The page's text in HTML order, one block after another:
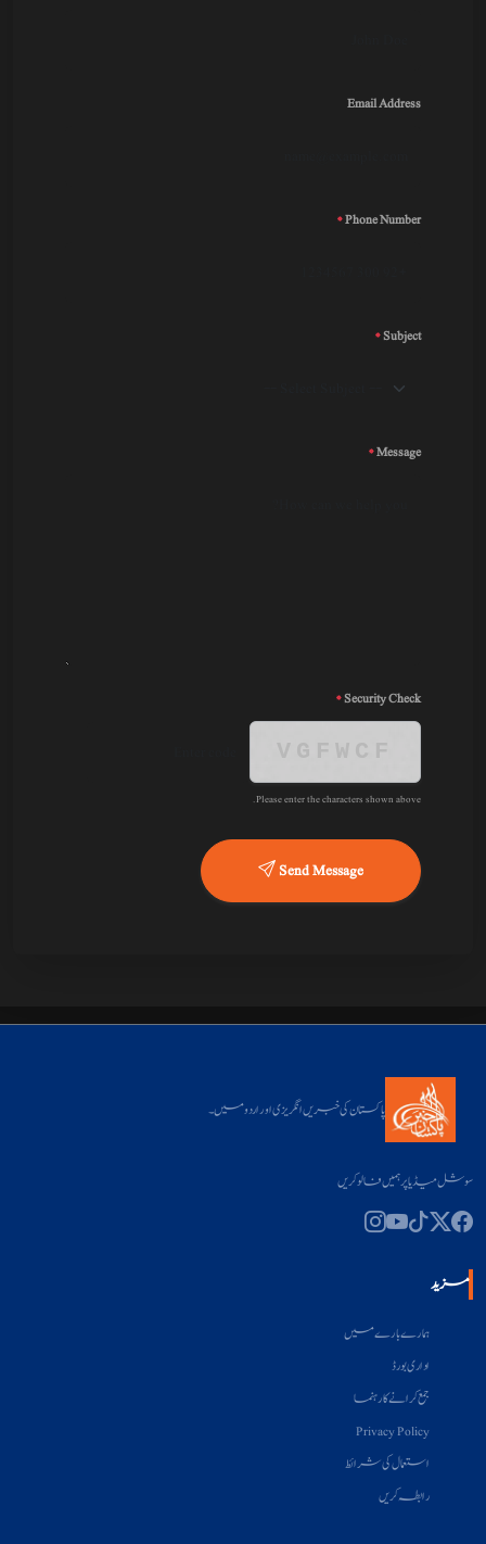
Email Address
Phone Number
*
Subject
*
Message
*
Security Check
*
Please enter the characters shown above.
Send Message
پاکستان کی خبریں انگریزی اور اردو میں۔
سوشل میڈیا پر ہمیں فالو کریں
مزید
ہمارے بارے میں
اداری بورڈ
جمع کرانے کا رہنما
Privacy Policy
استعمال کی شرائط
رابطہ کریں